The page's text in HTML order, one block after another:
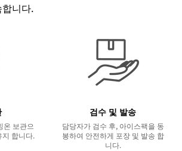
니다.
보관으
지 합니다.
검수 및 발송
담당자가 검수 후, 아이스팩을 동
봉하여 안전하게 포장 및 발송 합
니다.